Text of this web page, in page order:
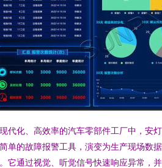
代化、高效率的汽车零部件工厂中，安
单的故障报警工具，演变为生产现场数
它通过视觉、听觉信号快速响应异常，